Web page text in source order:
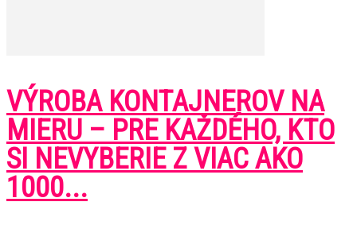
VÝROBA KONTAJNEROV NA
MIERU – PRE KAŽDÉHO, KTO
SI NEVYBERIE Z VIAC AKO
1000...